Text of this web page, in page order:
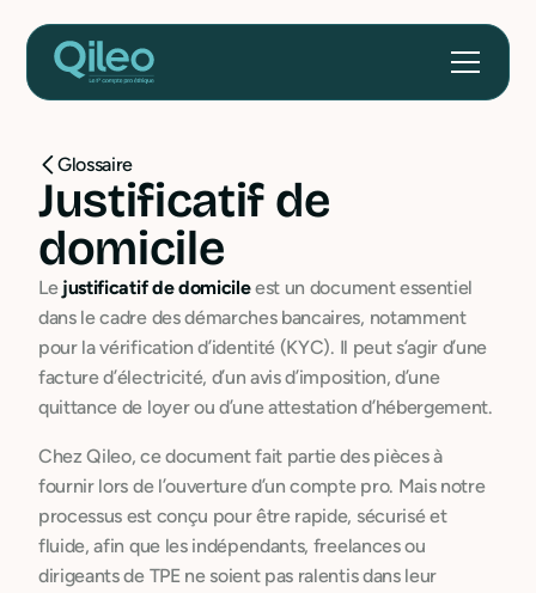
Glossaire
Justificatif de
domicile
Le justificatif de domicileest un document essentiel
dans le cadre des démarches bancaires, notamment
pour la vérification d’identité (KYC). Il peut s’agir d’une
facture d’électricité, d’un avis d’imposition, d’une
quittance de loyer ou d’une attestation d’hébergement.
Chez Qileo, ce document fait partie des pièces à
fournir lors de l’ouverture d’un compte pro. Mais notre
processus est conçu pour être rapide, sécurisé et
fluide, afin que les indépendants, freelances ou
dirigeants de TPE ne soient pas ralentis dans leur